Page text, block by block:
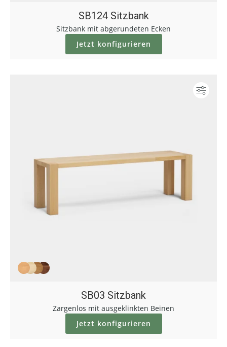
SB124 Sitzbank
Sitzbank mit abgerundeten Ecken
Jetzt konfigurieren
SB03 Sitzbank
Zargenlos mit ausgeklinkten Beinen
Jetzt konfigurieren